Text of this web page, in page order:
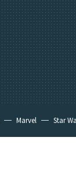
Marvel Star